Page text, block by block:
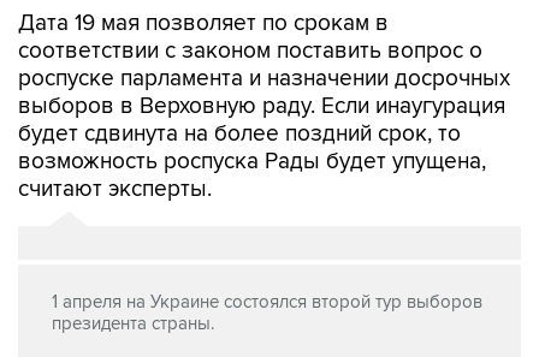
Дата 19 мая позволяет по срокам в
соответствии с законом поставить вопрос о
роспуске парламента и назначении досрочных
выборов в Верховную раду. Если инаугурация
будет сдвинута на более поздний срок, то
возможность роспуска Рады будет упущена,
считают эксперты.
1 апреля на Украине состоялся второй тур выборов
президента страны.